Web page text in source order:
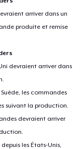
arriver dans un
produite et remise
devraient arriver dans
les commandes
suivant la production.
devraient arriver
les États-Unis,